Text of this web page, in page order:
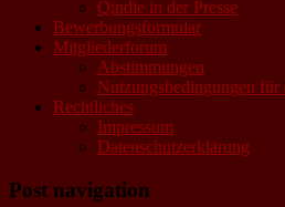
Qindie in der Presse
Bewerbungsformular
Mitgliederforum
Abstimmungen
Nutzungsbedingungen
Rechtliches
Impressum
Datenschutzerklärung
Post navigation